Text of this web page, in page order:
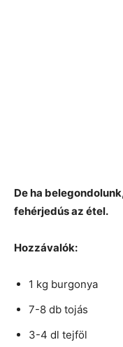
De ha
fehérjedús az étel.
Hozzávalók:
1 kg burgonya
7-8 db tojás
3-4 dl tejföl